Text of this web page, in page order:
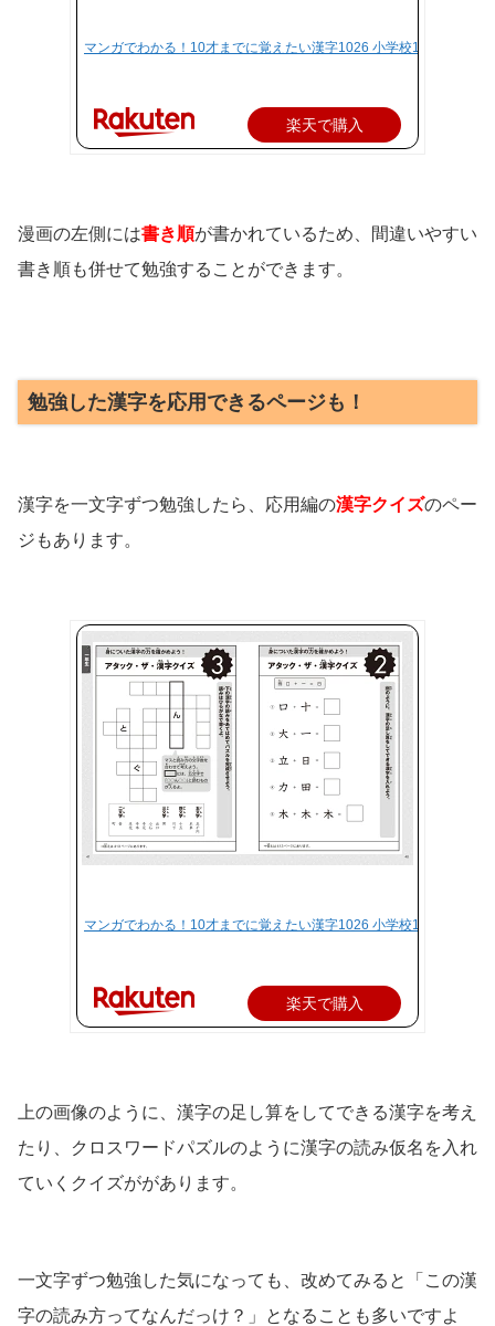
マンガでわかる！10才までに覚えたい漢字1026 小学校1～6年の漢
楽天で購入
漫画の左側には書き順が書かれているため、間違いやすい
書き順も併せて勉強することができます。
勉強した漢字を応用できるページも！
漢字を一文字ずつ勉強したら、応用編の漢字クイズのペー
ジもあります。
マンガでわかる！10才までに覚えたい漢字1026 小学校1～6年の漢
楽天で購入
上の画像のように、漢字の足し算をしてできる漢字を考え
たり、クロスワードパズルのように漢字の読み仮名を入れ
ていくクイズががあります。
一文字ずつ勉強した気になっても、改めてみると「この漢
字の読み方ってなんだっけ？」となることも多いですよ